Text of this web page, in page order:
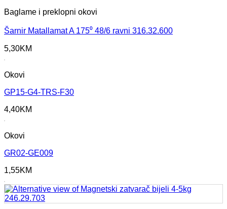
Baglame i preklopni okovi
Šarnir Matallamat A 175⁰ 48/6 ravni 316.32.600
5,30KM
Okovi
GP15-G4-TRS-F30
4,40KM
Okovi
GR02-GE009
1,55KM